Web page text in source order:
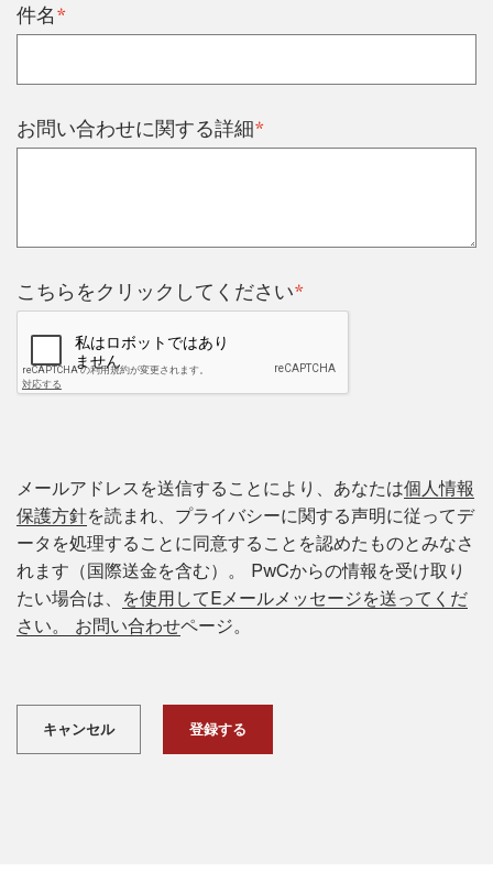
件名*
お問い合わせに関する詳細*
こちらをクリックしてください*
メールアドレスを送信することにより、あなたは個人情報
保護方針を読まれ、プライバシーに関する声明に従ってデ
ータを処理することに同意することを認めたものとみなさ
れます（国際送金を含む）。 PwCからの情報を受け取り
たい場合は、
を使用してEメールメッセージを送ってくだ
さい。 お問い合わせページ。
キャンセル